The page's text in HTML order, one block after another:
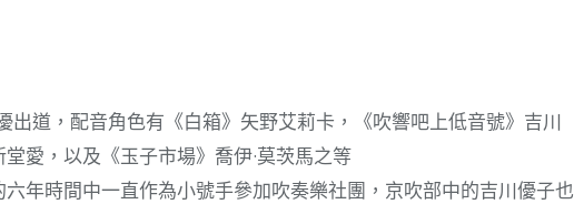
出道，配音角色有《白箱》矢野艾莉卡，《吹響吧上低音號》吉川
愛，以及《玉子市場》喬伊·莫茨馬之等
年時間中一直作為小號手參加吹奏樂社團，京吹部中的吉川優子也